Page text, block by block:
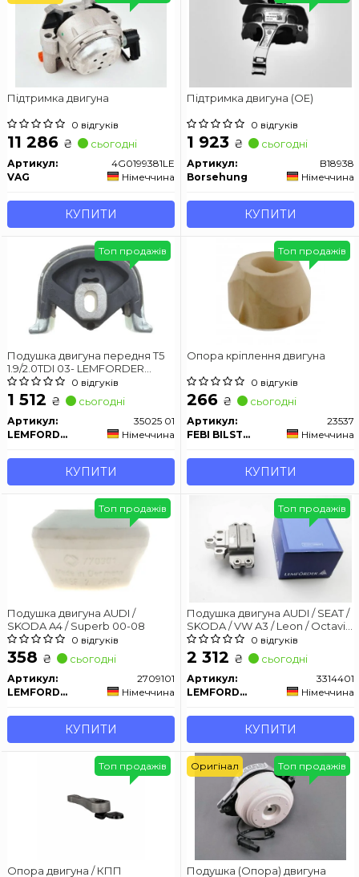
Підтримка двигуна
0 відгуків
11 286 ₴ сьогодні
Артикул:
4G0199381LE
VAG
Німеччина
КУПИТИ
Підтримка двигуна (OE)
0 відгуків
1 923 ₴ сьогодні
Артикул:
B18938
Borsehung
Німеччина
КУПИТИ
Подушка двигуна передня T5
1.9/2.0TDI 03- LEMFORDER
35025 01
0 відгуків
1 512 ₴ сьогодні
Артикул:
35025 01
LEMFORDER
Німеччина
КУПИТИ
Топ продажів
Опора кріплення двигуна
0 відгуків
266 ₴ сьогодні
Артикул:
23537
FEBI BILSTEIN
Німеччина
КУПИТИ
Топ продажів
Подушка двигуна AUDI /
SKODA A4 / Superb 00-08
0 відгуків
358 ₴ сьогодні
Артикул:
2709101
LEMFORDER
Німеччина
КУПИТИ
Топ продажів
Подушка двигуна AUDI / SEAT /
SKODA / VW A3 / Leon / Octavia
/ Caddy / Golf / Touran 2,0TDi 04
-
0 відгуків
2 312 ₴ сьогодні
Артикул:
3314401
LEMFORDER
Німеччина
КУПИТИ
Топ продажів
Опора двигуна / КПП
Топ продажів
Подушка (Опора) двигуна
Топ продажів
Оригінал